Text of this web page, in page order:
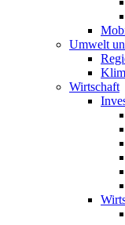
Umwelt
Wirtschaft